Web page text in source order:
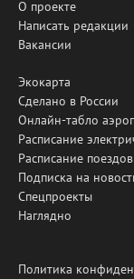
О проекте
Написать редакции
Вакансии
Экокарта
Сделано в России
Онлайн-табло
Расписание
Расписание поездов
Подписка на
Спецпроекты
Наглядно
Политика